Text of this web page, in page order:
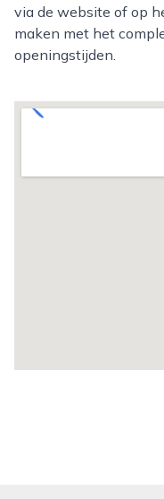
via de website of op
maken met het
openingstijden.